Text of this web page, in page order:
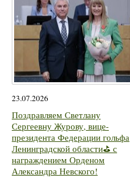
23.07.2026
Поздравляем Светлану
Сергеевну Журову, вице-
президента Федерации гольфа
Ленинградской области⛳ с
награждением Орденом
Александра Невского!